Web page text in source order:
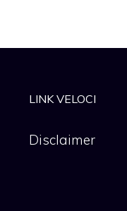
LINK VELOCI
Disclaimer